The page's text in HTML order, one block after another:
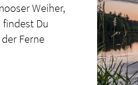
Weiher,
Du
Ferne